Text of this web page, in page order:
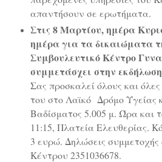
απαντήσουν σε ερωτήματα.
Στις 8 Μαρτίου, ημέρα
ημέρα για τα δικαιώματα
Συμβουλευτικό Κέντρο
συμμετάσχει στην εκδήλωση
Σας προσκαλεί όλους και
του στο Λαϊκό Δρόμο Υγείας
Βαδίσματος 5.005 μ. Ώρα και
11:15, Πλατεία Ελευθερίας.
3 ευρώ. Δηλώσεις συμμετοχής
Κέντρου 2351036678.